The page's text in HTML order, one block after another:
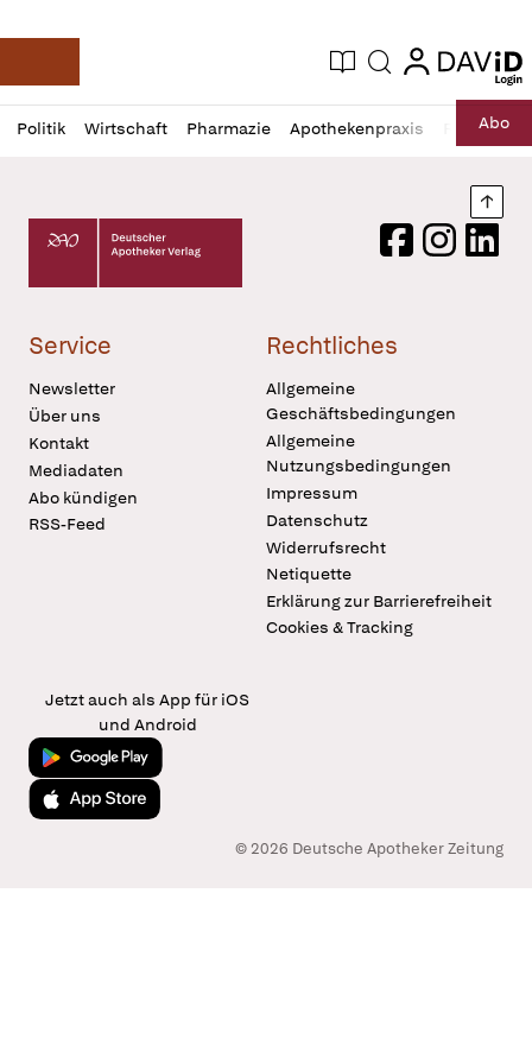
Deutsche Apotheker Zeitung
Aktuelle Ausgabe
Suche login
login
Politik Wirtschaft Pharmazie Apothekenpraxis RechtAbo
Profil
öffnen
Daz
Pur
Deutscher Apotheker Verlag Logo
FacebookInstagram
Service
Newsletter
Über uns
Kontakt
Mediadaten
Abo kündigen
RSS-Feed
Rechtliches
Allgemeine
Geschäftsbedingungen
Allgemeine
Nutzungsbedingungen
Impressum
Datenschutz
Widerrufsrecht
Netiquette
Erklärung zur Barrierefreiheit
Cookies & Tracking
Jetzt auch als App für iOS
und Android
Jetzt bei Google Play
Laden im App Store
© 2026 Deutsche Apotheker Zeitung